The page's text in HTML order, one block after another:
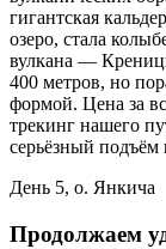
гигантская
озеро, стала
вулкана —
400 метров, но
формой. Цена за
трекинг нашего
серьёзный подъём
День 5, о. Янкича
Продолжаем